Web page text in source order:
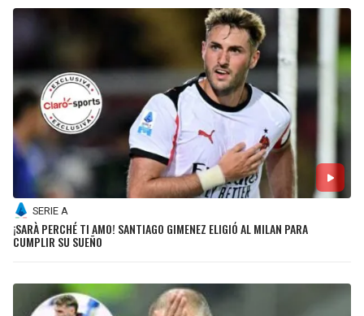
SERIE A
¡SARÀ PERCHÉ TI AMO! SANTIAGO GIMENEZ ELIGIÓ AL MILAN PARA
CUMPLIR SU SUEÑO